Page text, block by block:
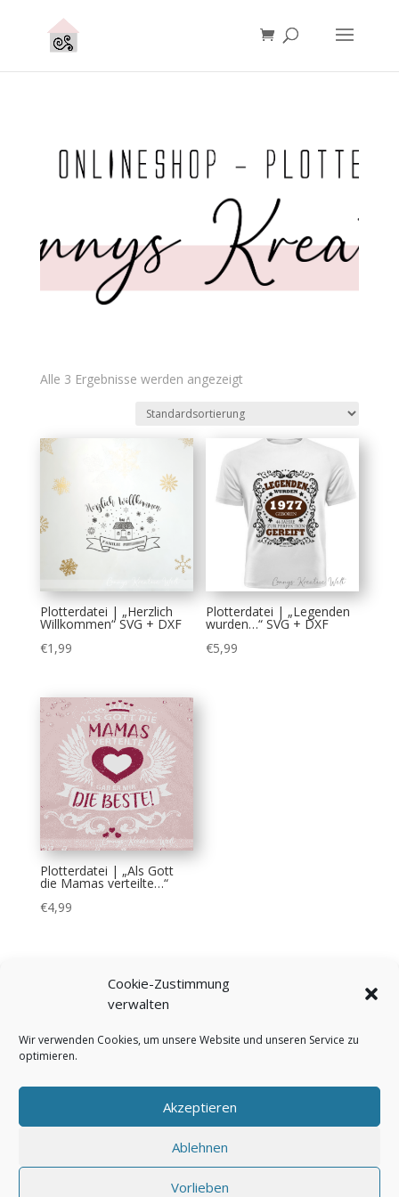
Cookie-Zustimmung
verwalten
Wir verwenden Cookies, um unsere Website und unseren Service zu
optimieren.
Akzeptieren
Ablehnen
Vorlieben
Alle 3 Ergebnisse werden angezeigt
Plotterdatei | „Herzlich
Willkommen“ SVG + DXF
€1,99
Plotterdatei | „Legenden
wurden…“ SVG + DXF
€5,99
Plotterdatei | „Als Gott
die Mamas verteilte…“
€4,99
AGB
Impressum Über mich
Kontakt
Cookie-Richtlinie (EU)
Datenschutzerklärung